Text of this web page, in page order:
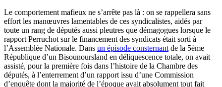
Le comportement mafieux ne s’arrête pas là : on se rappellera sans
effort les manœuvres lamentables de ces syndicalistes, aidés par
toute un rang de députés aussi pleutres que démagogues lorsque le
rapport Perruchot sur le financement des syndicats était sorti à
l’Assemblée Nationale. Dans un épisode consternant de la 5ème
République d’un Bisounoursland en déliquescence totale, on avait
assisté, pour la première fois dans l’histoire de la Chambre des
députés, à l’enterrement d’un rapport issu d’une Commission
d’enquête dont la majorité de l’époque avait absolument tout fait